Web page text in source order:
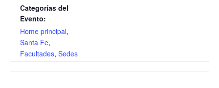
Categorías del
Evento:
Home principal,
Santa Fe,
Facultades, Sedes